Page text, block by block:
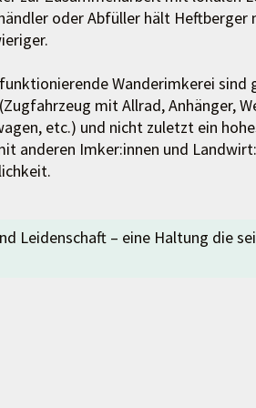
oder Abfüller hält Heftberger
Wanderimkerei sind
mit Allrad, Anhänger,
etc.) und nicht zuletzt ein
anderen Imker:innen und
Leidenschaft – eine Haltung die